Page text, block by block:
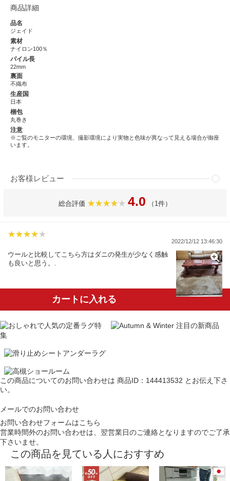
商品詳細
品名
ジェイド
素材
ナイロン100％
パイル長
22mm
裏面
不織布
生産国
日本
梱包
丸巻き
注意
※ご覧のモニターの環境、撮影環境により実物と色味が異なって見える場合が御座
います。
お客様レビュー
総合評価 4.0 （1件）
2022/12/12 13:46:30
ウールと比較してこちら方はダニの発生が少なく感触
も良いと思う。.
カートに入れる
この商品についてのお問い合わせは 商品ID：144413532 とお伝え下さ
い。
メールでのお問い合わせ
お問い合わせフォームはこちら
営業時間外のお問い合わせは、翌営業日のご連絡となりますのでご了承
下さいませ。
この商品を見ている人におすすめ